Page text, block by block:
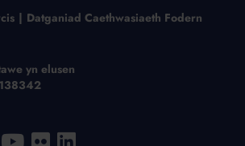
Datganiad Caethwasiaeth Fodern
yn elusen